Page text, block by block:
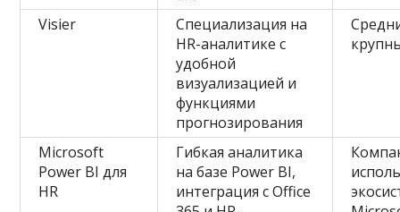
Visier
Специализация на
HR-аналитике с
удобной
визуализацией и
функциями
прогнозирования
Microsoft
Power BI для
HR
Гибкая аналитика
на базе Power BI,
интеграция с Office